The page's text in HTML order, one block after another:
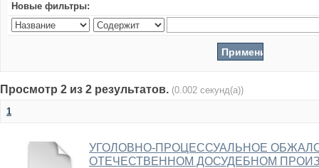
Новые фильтры:
Просмотр 2 из 2 результатов. (0.002 секунд(а))
1
УГОЛОВНО-ПРОЦЕССУАЛЬНОЕ
ОТЕЧЕСТВЕННОМ ДОСУДЕБНОМ